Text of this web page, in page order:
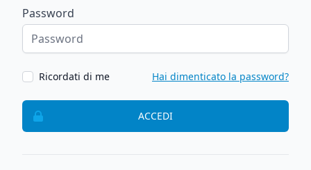
Password
Ricordati di me Hai dimenticato la password?
ACCEDI